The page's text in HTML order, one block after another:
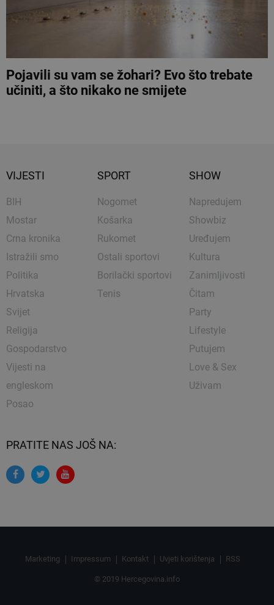
Pojavili su vam se žohari? Evo što trebate
učiniti, a što nikako ne smijete
VIJESTI
BIH
Mostar
Crna kronika
Istražili smo
Politika
Hrvatska
Svijet
Religija
Gospodarstvo
Vijesti na
engleskom
Posao
SPORT
Nogomet
Košarka
Rukomet
Ostali sportovi
Borilački sportovi
Tenis
SHOW
Napredujem
Showbiz
Uređujem
Kultura
Zanimljivosti
Čitam
Party
Lifestyle
Putujem
Love & Sex
Uživam
PRATITE NAS JOŠ NA:
Marketing Impressum Kontakt Uvjeti korištenja RSS
© 2019 Hercegovina.info